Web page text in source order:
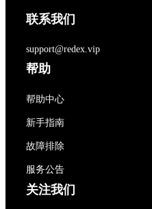
联系我们
support@redex.vip
帮助
帮助中心
新手指南
故障排除
服务公告
关注我们